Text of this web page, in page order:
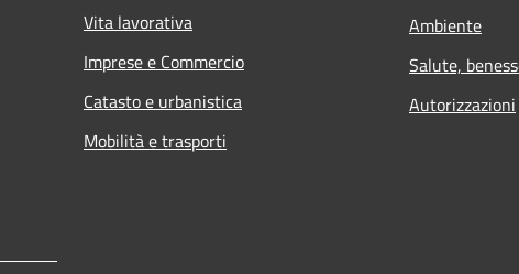
Vita lavorativa
Imprese e Commercio
Catasto e urbanistica
Mobilità e trasporti
Ambiente
Salute,
Autorizzazioni